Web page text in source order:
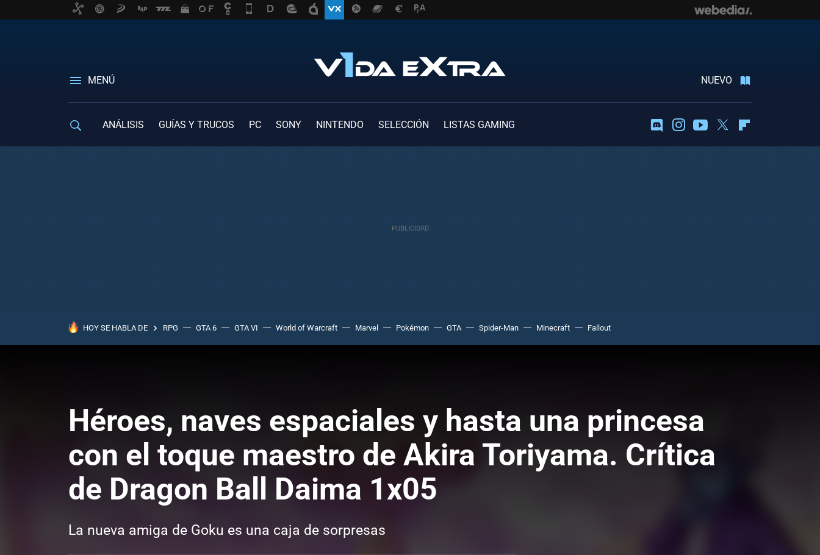
MENÚ NUEVO
ANÁLISIS GUÍAS Y TRUCOS PC SONY NINTENDO SELECCIÓN LISTAS GAMING DiscordInstagramYoutubeTwitter
HOY SE HABLA DE RPG GTA 6 GTA VI World of Warcraft Marvel Pokémon GTA Spider-Man Minecraft Fallout
Héroes, naves espaciales y hasta una princesa
con el toque maestro de Akira Toriyama. Crítica
de Dragon Ball Daima 1x05
La nueva amiga de Goku es una caja de sorpresas